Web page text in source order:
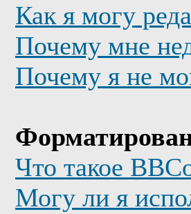
Как я могу
Почему мне
Почему я не
Что такое
Могу ли я